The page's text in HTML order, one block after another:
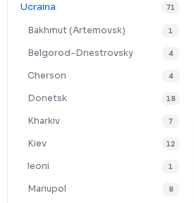
Ucraina 71
Bakhmut (Artemovsk) 1
Belgorod-Dnestrovsky 4
Cherson 4
Donetsk 18
Kharkiv 7
Kiev 12
leoni 1
Mariupol 8